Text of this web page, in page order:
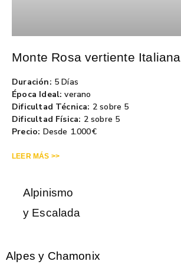
Monte Rosa vertiente Italiana
Duración: 5 Días
Época Ideal: verano
Dificultad Técnica: 2 sobre 5
Dificultad Física: 2 sobre 5
Precio: Desde 1.000€
LEER MÁS >>
Alpinismo
y Escalada
Alpes y Chamonix